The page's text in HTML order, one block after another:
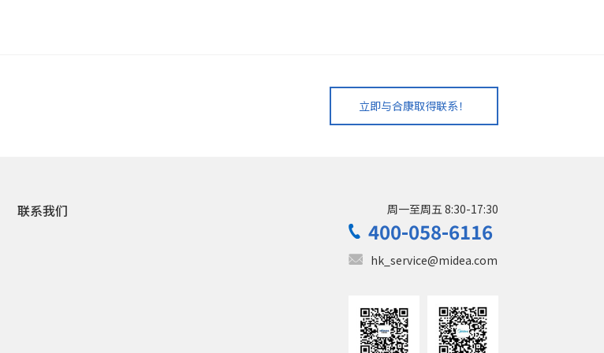
立即与合康取得联系！
联系我们 周一至周五 8:30-17:30
400-058-6116
hk_service@midea.com